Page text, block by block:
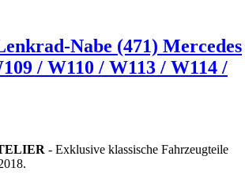
Nabe (471) Mercedes
/ W110 / W113 / W114 /
- Exklusive klassische Fahrzeugteile